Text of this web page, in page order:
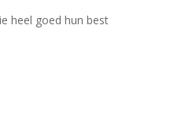
heel goed hun best